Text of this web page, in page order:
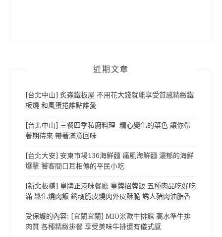
近期文章
[台北中山] 炙森鐵板屋 不用花大錢就能享受質感精緻鐵
板燒 和風蛋捲誰點誰愛
[台北中山] 三餐四季私廚料理 精心變化的菜色 讓你帶
著期待來 帶著滿意回味
[台北大安] 安東市場136海鮮麵 痛風海鮮麵 濃郁的海鮮
爆擊 饕客間口耳相傳的平民小吃
[新北板橋] 皇牌正港味餐廳 皇牌招牌飯 五種肉品吃好吃
滿 鬆化燒肉飯 銷魂脆皮燒肉外皮酥脆 誘人豬肉油脂香
受保護的內容: [宜蘭宜蘭] MIO米歐牛排館 高水準牛排
肉質 各種精緻排餐 享受美味牛排還有儀式感